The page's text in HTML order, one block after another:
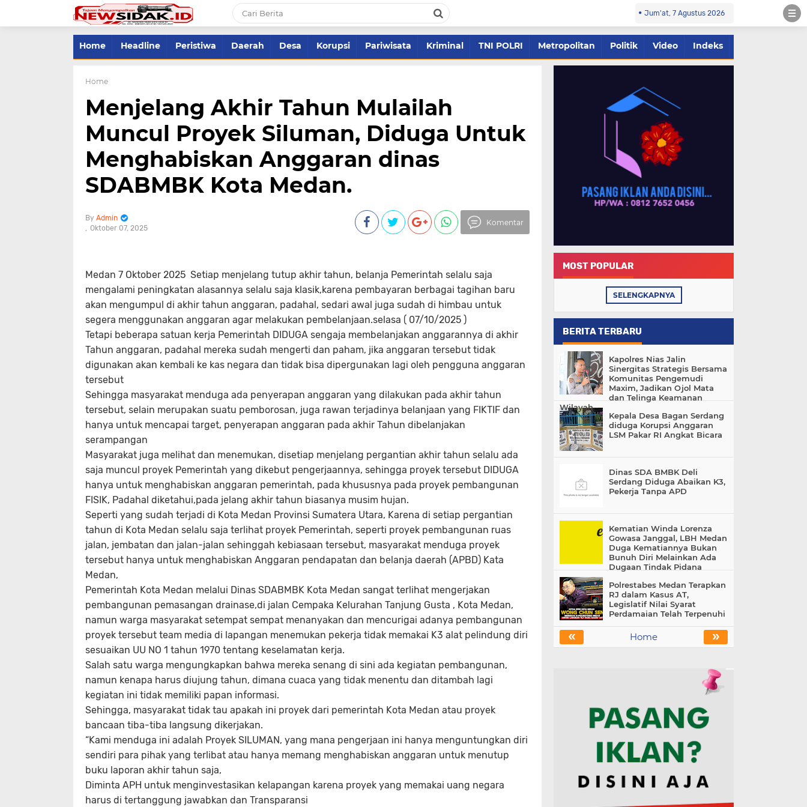
Jum'at, 7 Agustus 2026
Home Headline Peristiwa Daerah Desa Korupsi Pariwisata Kriminal TNI POLRI Metropolitan Politik Video Indeks
Home
Menjelang Akhir Tahun Mulailah
Muncul Proyek Siluman, Diduga Untuk
Menghabiskan Anggaran dinas
SDABMBK Kota Medan.
Admin
Oktober 07, 2025
Komentar
Medan 7 Oktober 2025 Setiap menjelang tutup akhir tahun, belanja Pemerintah selalu saja
mengalami peningkatan alasannya selalu saja klasik,karena pembayaran berbagai tagihan baru
akan mengumpul di akhir tahun anggaran, padahal, sedari awal juga sudah di himbau untuk
segera menggunakan anggaran agar melakukan pembelanjaan.selasa ( 07/10/2025 )
Tetapi beberapa satuan kerja Pemerintah DIDUGA sengaja membelanjakan anggarannya di akhir
Tahun anggaran, padahal mereka sudah mengerti dan paham, jika anggaran tersebut tidak
digunakan akan kembali ke kas negara dan tidak bisa dipergunakan lagi oleh pengguna anggaran
tersebut
Sehingga masyarakat menduga ada penyerapan anggaran yang dilakukan pada akhir tahun
tersebut, selain merupakan suatu pemborosan, juga rawan terjadinya belanjaan yang FIKTIF dan
hanya untuk mencapai target, penyerapan anggaran pada akhir Tahun dibelanjakan
serampangan
Masyarakat juga melihat dan menemukan, disetiap menjelang pergantian akhir tahun selalu ada
saja muncul proyek Pemerintah yang dikebut pengerjaannya, sehingga proyek tersebut DIDUGA
hanya untuk menghabiskan anggaran pemerintah, pada khususnya pada proyek pembangunan
FISIK, Padahal diketahui,pada jelang akhir tahun biasanya musim hujan.
Seperti yang sudah terjadi di Kota Medan Provinsi Sumatera Utara, Karena di setiap pergantian
tahun di Kota Medan selalu saja terlihat proyek Pemerintah, seperti proyek pembangunan ruas
jalan, jembatan dan jalan-jalan sehinggah kebiasaan tersebut, masyarakat menduga proyek
tersebut hanya untuk menghabiskan Anggaran pendapatan dan belanja daerah (APBD) Kata
Medan,
Pemerintah Kota Medan melalui Dinas SDABMBK Kota Medan sangat terlihat mengerjakan
pembangunan pemasangan drainase,di jalan Cempaka Kelurahan Tanjung Gusta , Kota Medan,
namun warga masyarakat setempat sempat menanyakan dan mencurigai adanya pembangunan
proyek tersebut team media di lapangan menemukan pekerja tidak memakai K3 alat pelindung diri
sesuaikan UU NO 1 tahun 1970 tentang keselamatan kerja.
Salah satu warga mengungkapkan bahwa mereka senang di sini ada kegiatan pembangunan,
namun kenapa harus diujung tahun, dimana cuaca yang tidak menentu dan ditambah lagi
kegiatan ini tidak memiliki papan informasi.
Sehingga, masyarakat tidak tau apakah ini proyek dari pemerintah Kota Medan atau proyek
bancaan tiba-tiba langsung dikerjakan.
“Kami menduga ini adalah Proyek SILUMAN, yang mana pengerjaan ini hanya menguntungkan diri
sendiri para pihak yang terlibat atau hanya memang menghabiskan anggaran untuk menutup
buku laporan akhir tahun saja,
Diminta APH untuk menginvestasikan kelapangan karena proyek yang memakai uang negara
harus di tertanggung jawabkan dan Transparansi
MOST POPULAR
SELENGKAPNYA
BERITA TERBARU
Kapolres Nias Jalin
Sinergitas Strategis Bersama
Komunitas Pengemudi
Maxim, Jadikan Ojol Mata
dan Telinga Keamanan
Wilayah
Kepala Desa Bagan Serdang
diduga Korupsi Anggaran
LSM Pakar RI Angkat Bicara
Dinas SDA BMBK Deli
Serdang Diduga Abaikan K3,
Pekerja Tanpa APD
Kematian Winda Lorenza
Gowasa Janggal, LBH Medan
Duga Kematiannya Bukan
Bunuh Diri Melainkan Ada
Dugaan Tindak Pidana
Polrestabes Medan Terapkan
RJ dalam Kasus AT,
Legislatif Nilai Syarat
Perdamaian Telah Terpenuhi
« »
Home